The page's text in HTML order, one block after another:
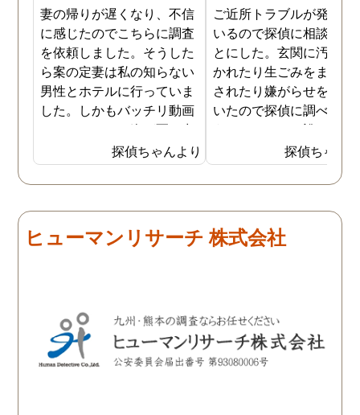
妻の帰りが遅くなり、不信
に感じたのでこちらに調査
を依頼しました。そうした
ら案の定妻は私の知らない
男性とホテルに行っていま
した。しかもバッチリ動画
でキスしている姿が写し出
されていました。本当にシ
ョックでしたが、これでス
ッキリしました。裁判では
士と一緒に戦っていこうと
思います。探偵に支払った
ますから。」と言う探偵か
らの言葉には本当に励まさ
れました。これからも弁護
探偵ちゃんより
ご近所トラブルが発生し
いるので探偵に相談する
とにした。玄関に汚物を
かれたり生ごみをまき散
されたり嫌がらせを受け
いたので探偵に調べても
うことにした。誰がやっ
いるのか何が原因なのか
べてもらうと隣の奥さん
った。痴呆症が進み被害
だ。普段は普通なのに夜
なるとおかしくなってそ
探偵ちゃん
ヒューマンリサーチ 株式会社